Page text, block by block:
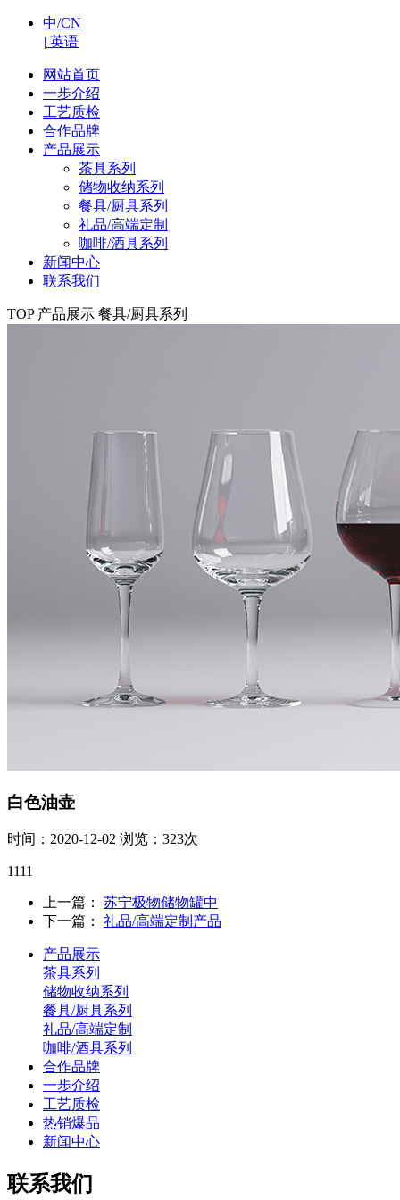
中/CN
| 英语
网站首页
一步介绍
工艺质检
合作品牌
产品展示
茶具系列
储物收纳系列
餐具/厨具系列
礼品/高端定制
咖啡/酒具系列
新闻中心
联系我们
TOP 产品展示 餐具/厨具系列
白色油壶
时间：2020-12-02 浏览：323次
1111
上一篇： 苏宁极物储物罐中
下一篇： 礼品/高端定制产品
产品展示
茶具系列
储物收纳系列
餐具/厨具系列
礼品/高端定制
咖啡/酒具系列
合作品牌
一步介绍
工艺质检
热销爆品
新闻中心
联系我们